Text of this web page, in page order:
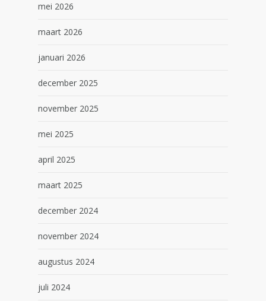
mei 2026
maart 2026
januari 2026
december 2025
november 2025
mei 2025
april 2025
maart 2025
december 2024
november 2024
augustus 2024
juli 2024